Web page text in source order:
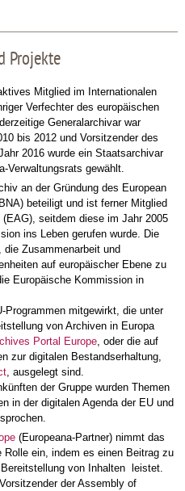
Projekte
Mitglied im Internationalen
Verfechter des europäischen
Generalarchivar war
bis 2012 und Vorsitzender des
2016 wurde ein Staatsarchivar
Verwaltungsrats gewählt.
an der Gründung des European
beteiligt und ist ferner Mitglied
(EAG), seitdem diese im Jahr 2005
ins Leben gerufen wurde. Die
Zusammenarbeit und
auf europäischer Ebene zu
Europäische Kommission in
Programmen mitgewirkt, die unter
von Archiven in Europa
Portal Europe, oder die auf
zur digitalen Bestandserhaltung,
, ausgelegt sind.
der Gruppe wurden Themen
in der digitalen Agenda der EU und
(Europeana-Partner) nimmt das
ein, indem es einen Beitrag zu
von Inhalten leistet.
der Assembly of